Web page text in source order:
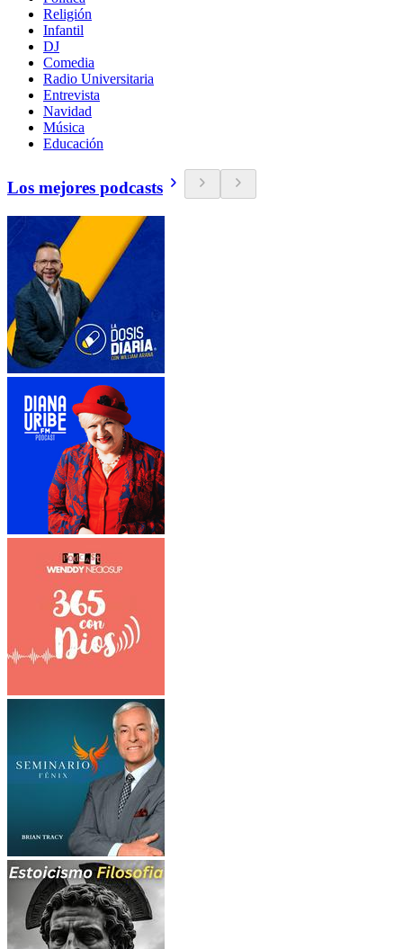
Religión
Infantil
DJ
Comedia
Radio Universitaria
Entrevista
Navidad
Música
Educación
Los mejores podcasts